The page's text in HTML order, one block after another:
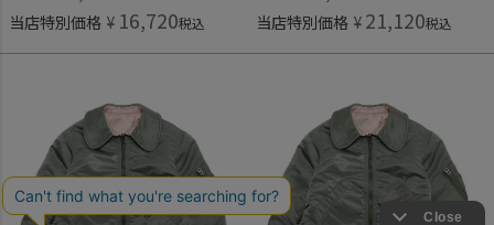
当店特別価格 ¥ 16,720税込 当店特別価格 ¥ 21,120税込